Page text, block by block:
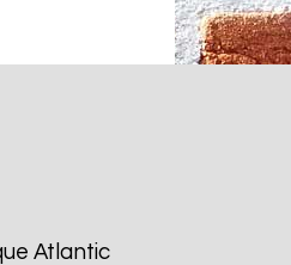
Atlantic